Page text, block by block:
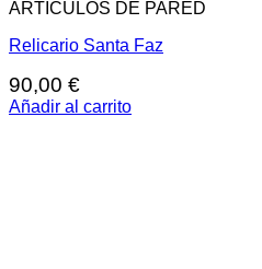
ARTÍCULOS DE PARED
Relicario Santa Faz
90,00 €
Añadir al carrito